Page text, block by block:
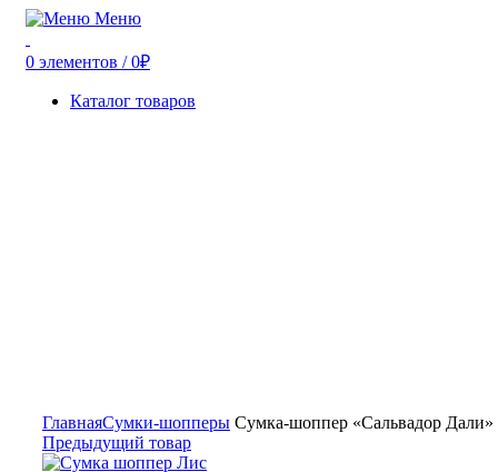
Меню
0 элементов / 0₽
Каталог товаров
ГлавнаяСумки-шопперы Сумка-шоппер «Сальвадор Дали»
Предыдущий товар